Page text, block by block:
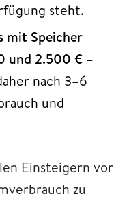
steht.​
mit Speicher
und 2.500 € –
nach 3–6
und
Einsteigern vor
zu